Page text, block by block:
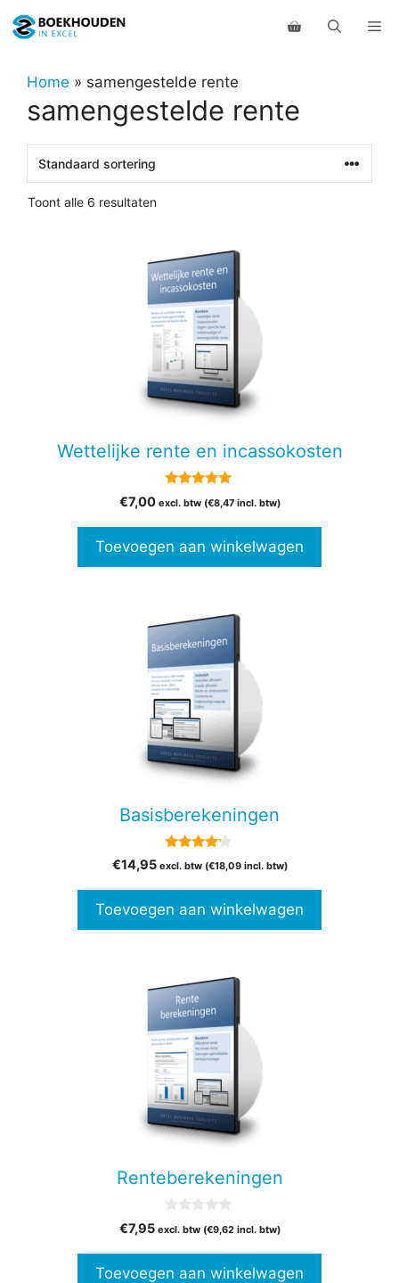
naar
inhoudHome » samengestelde rente
samengestelde rente
Toont alle 6 resultaten
Wettelijke rente en incassokosten
van 5
€7,00 excl. btw (€8,47incl. btw)
Toevoegen aan winkelwagen
Basisberekeningen
4.00
van 5
€14,95 excl. btw (€18,09incl. btw)
Toevoegen aan winkelwagen
Renteberekeningen
v
5
€7,95 excl. btw (€9,62incl. btw)
Toevoegen aan winkelwagen